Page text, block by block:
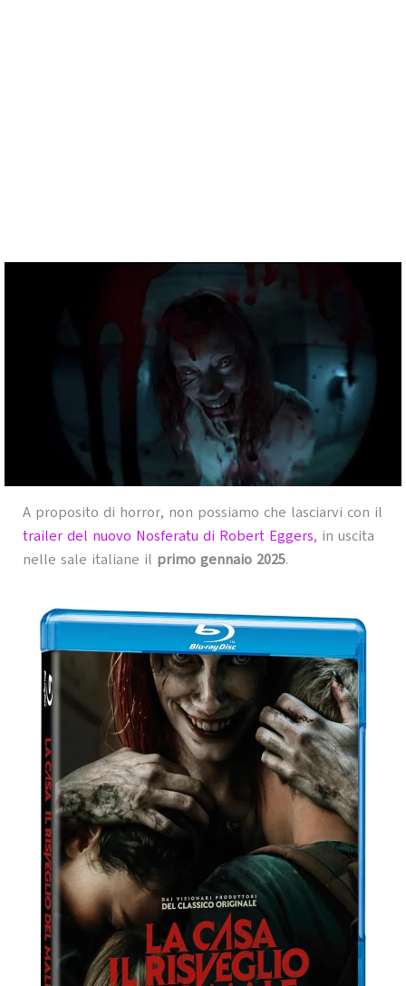
A proposito di horror, non possiamo che lasciarvi con il
trailer del nuovo Nosferatu di Robert Eggers, in uscita
nelle sale italiane il primo gennaio 2025.